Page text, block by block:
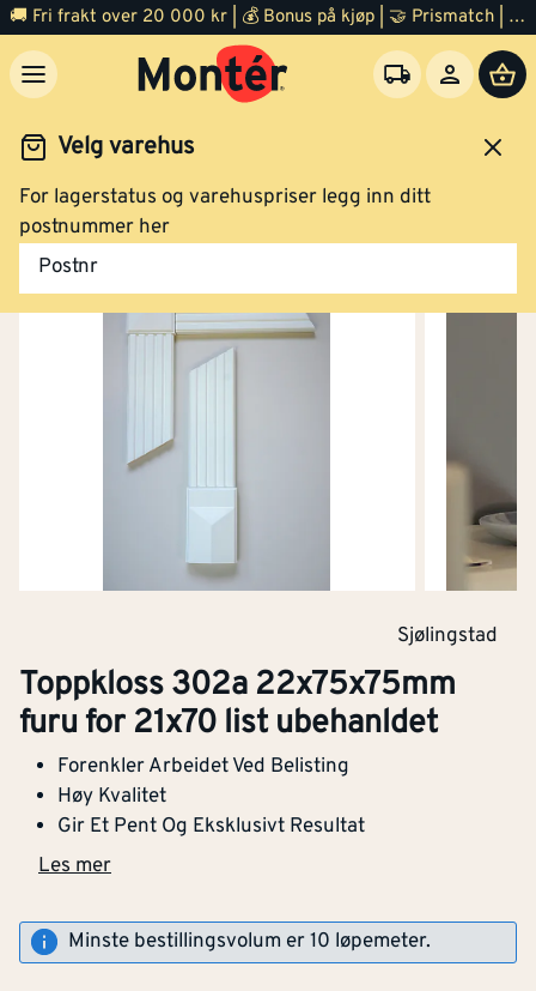
🚚 Fri frakt over 20 000 kr | 💰 Bonus på kjøp | 🤝 Prismatch | ⭐ 100% fornøyd garanti | 🏪 140 byggevarehus
Velg varehus
For lagerstatus og varehuspriser legg inn ditt
postnummer her
Postnr
Trelast Listverk
Sjølingstad
Toppkloss 302a 22x75x75mm
furu for 21x70 list ubehanldet
Forenkler Arbeidet Ved Belisting
Høy Kvalitet
Gir Et Pent Og Eksklusivt Resultat
Les mer
Minste bestillingsvolum er 10 løpemeter.